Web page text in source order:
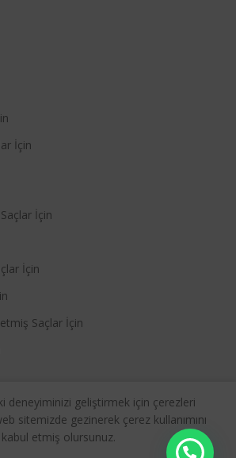
İçin
İçin
İçin
Saçlar İçin
deneyiminizi geliştirmek için çerezleri
sitemizde gezinerek çerez kullanımını
kabul etmiş olursunuz.